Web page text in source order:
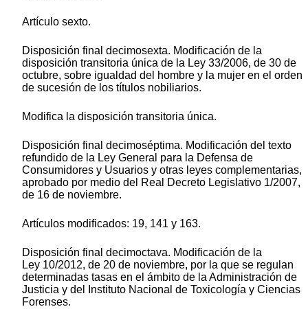
Artículo sexto.
Disposición final decimosexta. Modificación de la
disposición transitoria única de la Ley 33/2006, de 30 de
octubre, sobre igualdad del hombre y la mujer en el orden
de sucesión de los títulos nobiliarios.
Modifica la disposición transitoria única.
Disposición final decimoséptima. Modificación del texto
refundido de la Ley General para la Defensa de
Consumidores y Usuarios y otras leyes complementarias,
aprobado por medio del Real Decreto Legislativo 1/2007,
de 16 de noviembre.
Artículos modificados: 19, 141 y 163.
Disposición final decimoctava. Modificación de la
Ley 10/2012, de 20 de noviembre, por la que se regulan
determinadas tasas en el ámbito de la Administración de
Justicia y del Instituto Nacional de Toxicología y Ciencias
Forenses.